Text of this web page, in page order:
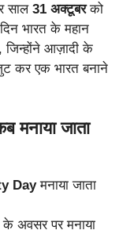
साल 31 अक्टूबरको
भारत के महान
जिन्होंने आज़ादी के
कर एक भारत बनाने
जाता
Dayमनाया जाता
अवसर पर मनाया